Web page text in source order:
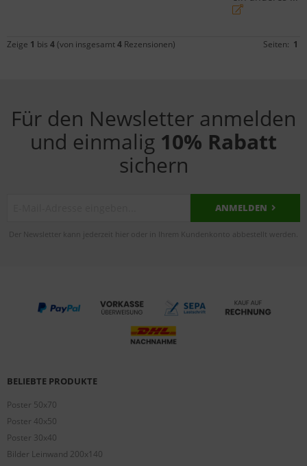
Zeige 1 bis 4 (von insgesamt 4 Rezensionen) Seiten: 1
Für den Newsletter anmelden
und einmalig 10% Rabatt
sichern
ANMELDEN
Der Newsletter kann jederzeit hier oder in Ihrem Kundenkonto abbestellt werden.
BELIEBTE PRODUKTE
Poster 50x70
Poster 40x50
Poster 30x40
Bilder Leinwand 200x140